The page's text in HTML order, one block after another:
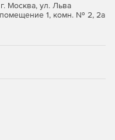
Москва, ул. Льва
помещение 1, комн. № 2, 2а